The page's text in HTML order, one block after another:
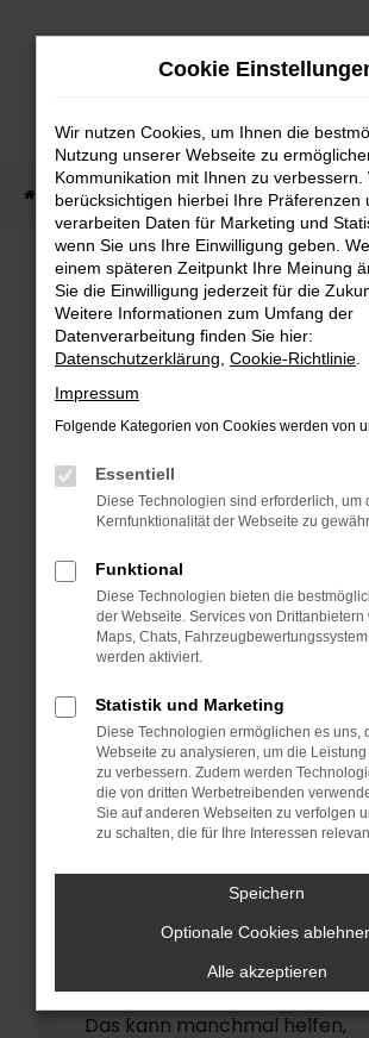
Zum
Startseite Fahrzeug Showroom
Bei Neuwagen Autoland finden
Auswahl an Marken und
FEHLER: NETWORK
ERROR
Beim Laden ist ein Fehler
Hier sind ein paar Tipps, die dir
können:
Überprüfe deine Firewall und
Internetverbindung.
Laden andere Webseiten,
deine Suchmaschine?
Prüfe deine
Manche Erweiterungen, wie
Werbeblocker, können das
bestimmter Seiten verhindern.
Funktioniert die Seite in einem
Browser oder in einem
Starte dein Gerät neu.
Das kann manchmal helfen,
Cookie
Wir nutzen Cookies, um Ihnen die
Nutzung unserer Webseite zu
Kommunikation mit Ihnen zu verbessern.
berücksichtigen hierbei Ihre Präferenzen
verarbeiten Daten für Marketing und
wenn Sie uns Ihre Einwilligung geben.
einem späteren Zeitpunkt Ihre Meinung
Sie die Einwilligung jederzeit für die
Weitere Informationen zum Umfang der
Datenverarbeitung finden Sie hier:
Datenschutzerklärung Cookie-Richtlinie
Impressum
Folgende Kategorien von Cookies werden von
Essentiell
Diese Technologien sind erforderlich, um
Kernfunktionalität der Webseite zu
Funktional
Diese Technologien bieten die
der Webseite. Services von Drittanbietern
Maps, Chats,
werden aktiviert.
Statistik und Marketing
Diese Technologien ermöglichen es uns,
Webseite zu analysieren, um die
zu verbessern. Zudem werden
die von dritten Werbetreibenden
Sie auf anderen Webseiten zu verfolgen
zu schalten, die für Ihre Interessen
Speichern
Optionale Cookies
Alle akzeptieren